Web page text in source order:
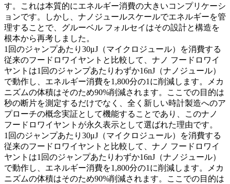
す。これは本質的にエネルギー消費の大きいコンプリケーシ
ョンです。しかし、ナノジュールスケールでエネルギーを管
理することで、グルーベル フォルセイはその設計と構造を
根本から再考しました。
1回のジャンプあたり30μJ（マイクロジュール）を消費する
従来のフードロワイヤントと比較して、ナノ フードロワイ
ヤントは1回のジャンプあたりわずか16nJ（ナノジュール）
で動作し、エネルギー消費を1,800分の1に削減します。メカ
ニズムの体積はそのため90%削減されます。ここでの目的は
秒の断片を測定するだけでなく、全く新しい時計製造へのア
プローチの概念実証として機能することであり、このナノ
フードロワイヤントが永久表示として選ばれた理由です。
1回のジャンプあたり30μJ（マイクロジュール）を消費する
従来のフードロワイヤントと比較して、ナノ フードロワイ
ヤントは1回のジャンプあたりわずか16nJ（ナノジュール）
で動作し、エネルギー消費を1,800分の1に削減します。メカ
ニズムの体積はそのため90%削減されます。ここでの目的は